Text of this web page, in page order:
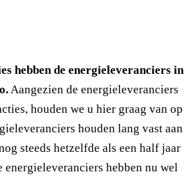
hebben de energieleveranciers in
Aangezien de energieleveranciers
houden we u hier graag van op
houden lang vast aan
steeds hetzelfde als een half jaar
energieleveranciers hebben nu wel